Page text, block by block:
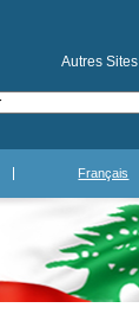
Autres Sites
Français